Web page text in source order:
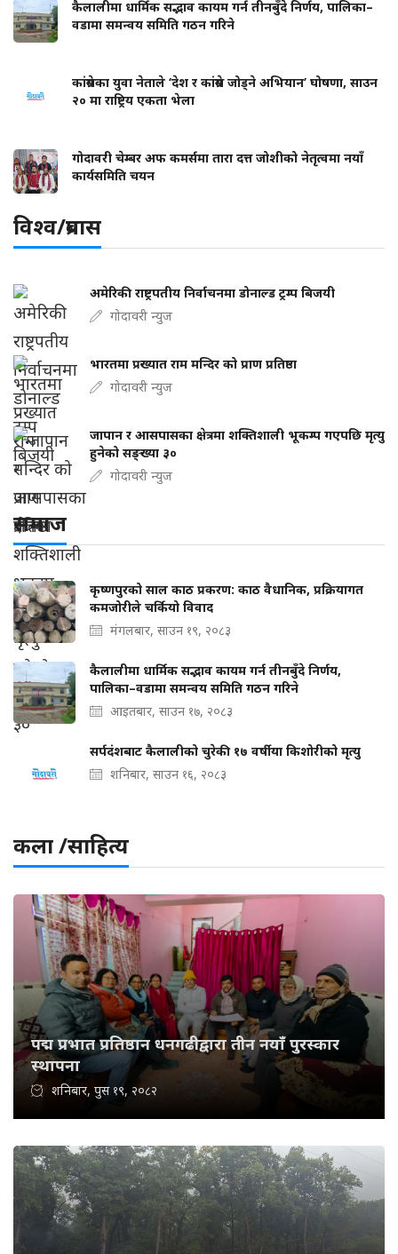
कैलालीमा धार्मिक सद्भाव कायम गर्न तीनबुँदे निर्णय, पालिका–
वडामा समन्वय समिति गठन गरिने
कांग्रेसका युवा नेताले ‘देश र कांग्रेस जोड्ने अभियान’ घोषणा, साउन
२० मा राष्ट्रिय एकता भेला
गोदावरी चेम्बर अफ कमर्समा तारा दत्त जोशीको नेतृत्वमा नयाँ
कार्यसमिति चयन
विश्व/प्रबास
अमेरिकी राष्ट्रपतीय निर्वाचनमा डोनाल्ड ट्रम्प बिजयी
गोदावरी न्युज
भारतमा प्रख्यात राम मन्दिर को प्राण प्रतिष्ठा
गोदावरी न्युज
जापान र आसपासका क्षेत्रमा शक्तिशाली भूकम्प गएपछि मृत्यु
हुनेको सङ्ख्या ३०
गोदावरी न्युज
समाज
कृष्णपुरको साल काठ प्रकरण: काठ वैधानिक, प्रक्रियागत
कमजोरीले चर्कियो विवाद
मंगलबार, साउन १९, २०८३
कैलालीमा धार्मिक सद्भाव कायम गर्न तीनबुँदे निर्णय,
पालिका–वडामा समन्वय समिति गठन गरिने
आइतबार, साउन १७, २०८३
सर्पदंशबाट कैलालीको चुरेकी १७ वर्षीया किशोरीको मृत्यु
शनिबार, साउन १६, २०८३
कला /साहित्य
पद्म प्रभात प्रतिष्ठान धनगढीद्वारा तीन नयाँ पुरस्कार
स्थापना
शनिबार, पुस १९, २०८२